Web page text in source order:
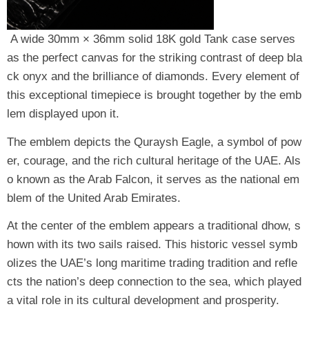
A wide 30mm × 36mm solid 18K gold Tank case serves
as the perfect canvas for the striking contrast of deep bla
ck onyx and the brilliance of diamonds. Every element of
this exceptional timepiece is brought together by the emb
lem displayed upon it.
The emblem depicts the Quraysh Eagle, a symbol of pow
er, courage, and the rich cultural heritage of the UAE. Als
o known as the Arab Falcon, it serves as the national em
blem of the United Arab Emirates.
At the center of the emblem appears a traditional dhow, s
hown with its two sails raised. This historic vessel symb
olizes the UAE’s long maritime trading tradition and refle
cts the nation’s deep connection to the sea, which played
a vital role in its cultural development and prosperity.